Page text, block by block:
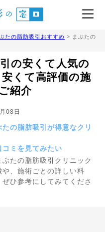
たの脂肪吸引おすすめ > まぶたの
の安くて人気の
くて高評価の施
紹介
08日
の脂肪吸引が得意なクリ
ミを見てみたい
たの脂肪吸引クリニック
、施術ごとの詳しい料
ひ参考にしてみてくださ